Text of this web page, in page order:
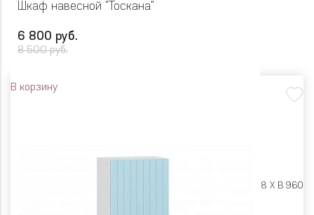
Шкаф навесной "Тоскана"
6 800 руб.
8 500 руб.
В корзину
Ш 500 X Г 318 X В 960